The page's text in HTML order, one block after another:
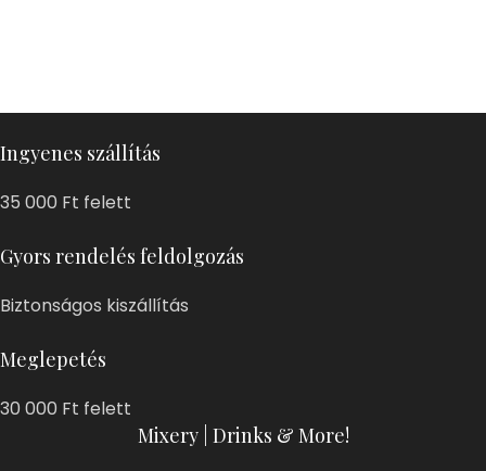
Ingyenes szállítás
35 000 Ft felett
Gyors rendelés feldolgozás
Biztonságos kiszállítás
Meglepetés
30 000 Ft felett
Mixery | Drinks & More!